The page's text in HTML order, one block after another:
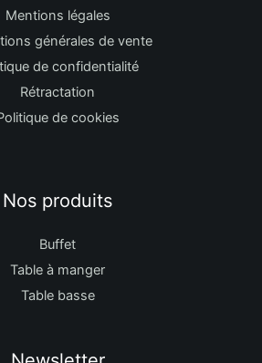
Mentions légales
générales de vente
de confidentialité
Rétractation
de cookies
Nos produits
Buffet
Table à manger
Table basse